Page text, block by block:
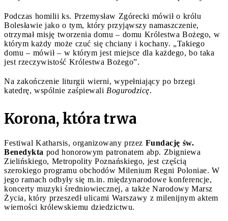
Podczas homilii ks. Przemysław Zgórecki mówił o królu
Bolesławie jako o tym, który przyjąwszy namaszczenie,
otrzymał misję tworzenia domu – domu Królestwa Bożego, w
którym każdy może czuć się chciany i kochany. „Takiego
domu – mówił – w którym jest miejsce dla każdego, bo taka
jest rzeczywistość Królestwa Bożego”.
Na zakończenie liturgii wierni, wypełniający po brzegi
katedrę, wspólnie zaśpiewali Bogurodzicę.
Korona, która trwa
Festiwal Katharsis, organizowany przez Fundację św.
Benedykta pod honorowym patronatem abp. Zbigniewa
Zielińskiego, Metropolity Poznańskiego, jest częścią
szerokiego programu obchodów Milenium Regni Poloniae. W
jego ramach odbyły się m.in. międzynarodowe konferencje,
koncerty muzyki średniowiecznej, a także Narodowy Marsz
Życia, który przeszedł ulicami Warszawy z milenijnym aktem
wierności królewskiemu dziedzictwu.